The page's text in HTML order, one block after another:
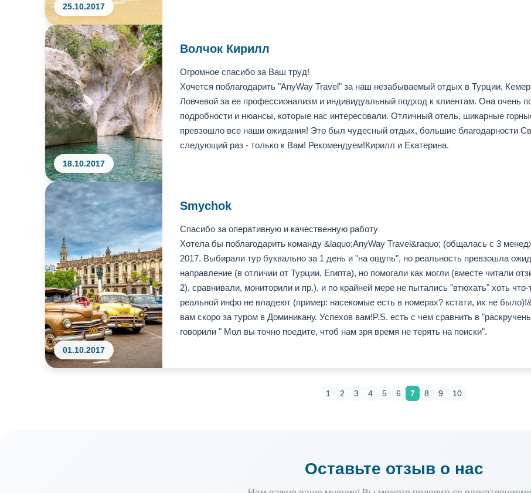
25.10.2017
18.10.2017
Волчок Кирилл
Огромное спасибо за Ваш труд!
Хочется поблагодарить "AnyWay Travel" за наш незабываемый отдых в Турции,
Ловчевой за ее профессионализм и индивидуальный подход к клиентам. Она очень
подробности и нюансы, которые нас интересовали. Отличный отель, шикарные
превзошло все наши ожидания! Это был чудесный отдых, большие благодарности
следующий раз - только к Вам! Рекомендуем!Кирилл и Екатерина.
01.10.2017
Smychok
Спасибо за оперативную и качественную работу
Хотела бы поблагодарить команду &laquo;AnyWay Travel&raquo; (общалась с 3
2017. Выбирали тур буквально за 1 день и "на ощупь", но реальность превзошла
направление (в отличии от Турции, Египта), но помогали как могли (вместе читали
2), сравнивали, мониторили и пр.), и по крайней мере не пытались "втюхать" хоть
реальной инфо не владеют (пример: насекомые есть в номерах? кстати, их не
вам скоро за туром в Доминикану. Успехов вам!P.S. есть с чем сравнить в
говорили " Мол вы точно поедите, чтоб нам зря время не терять на поиски".
1 2 3 4 5 6 7 8 9 10
Оставьте отзыв о нас